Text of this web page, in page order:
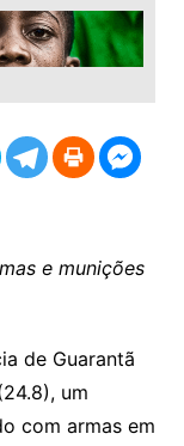
e munições
de Guarantã
um
com armas em